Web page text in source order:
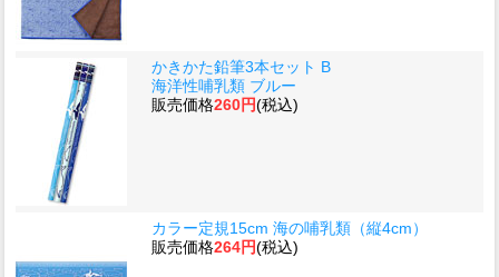
かきかた鉛筆3本セット B
海洋性哺乳類 ブルー
販売価格260円(税込)
カラー定規15cm 海の哺乳類（縦4cm）
販売価格264円(税込)